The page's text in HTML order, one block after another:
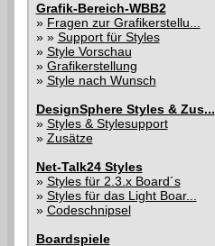
Grafik-Bereich-WBB2
» Fragen zur Grafikerstellu...
» » Support für Styles
» Style Vorschau
» Grafikerstellung
» Style nach Wunsch
DesignSphere Styles & Zus...
» Styles & Stylesupport
» Zusätze
Net-Talk24 Styles
» Styles für 2.3.x Board´s
» Styles für das Light Boar...
» Codeschnipsel
Boardspiele